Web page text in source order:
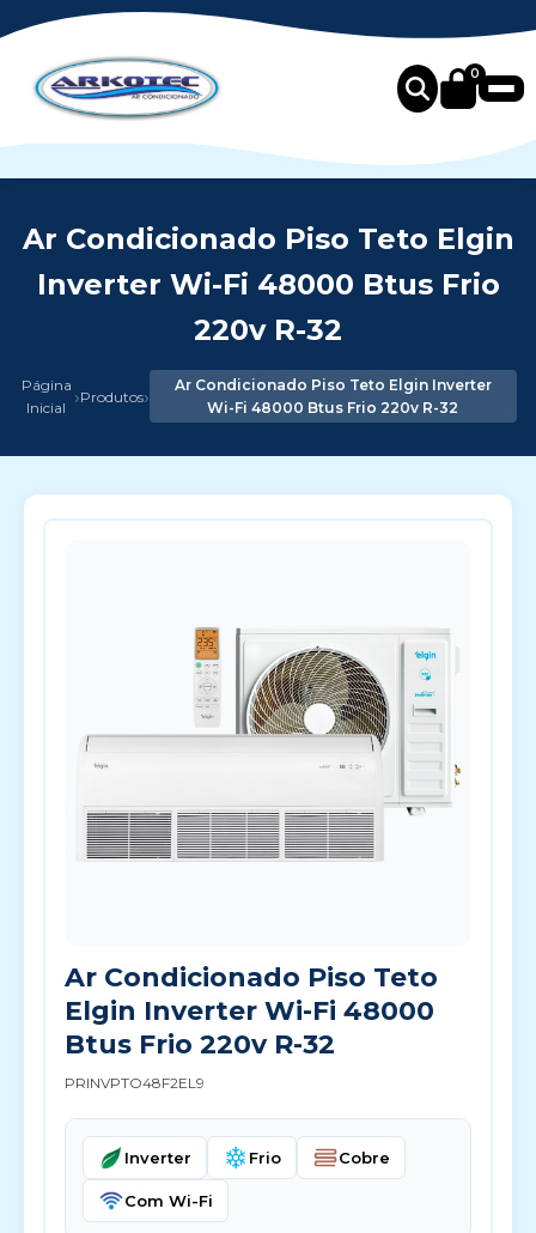
0
Ar Condicionado Piso Teto Elgin
Inverter Wi-Fi 48000 Btus Frio
220v R-32
Página
Inicial ›Produtos›
Ar Condicionado Piso Teto Elgin Inverter
Wi-Fi 48000 Btus Frio 220v R-32
Ar Condicionado Piso Teto
Elgin Inverter Wi-Fi 48000
Btus Frio 220v R-32
PRINVPTO48F2EL9
Inverter Frio Cobre
Com Wi-Fi